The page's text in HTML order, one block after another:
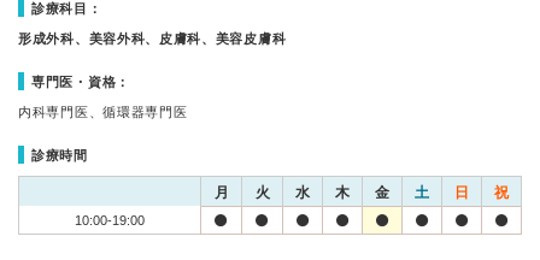
診療科目：
形成外科、美容外科、皮膚科、美容皮膚科
専門医・資格：
内科専門医、循環器専門医
診療時間
月 火 水 木 金 土 日 祝
10:00-19:00